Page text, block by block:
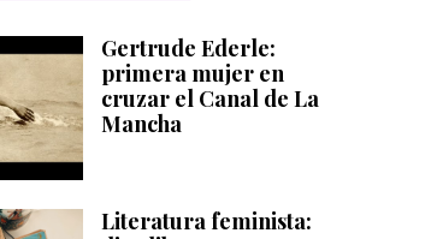
Gertrude Ederle:
primera mujer en
cruzar el Canal de La
Mancha
Literatura feminista: